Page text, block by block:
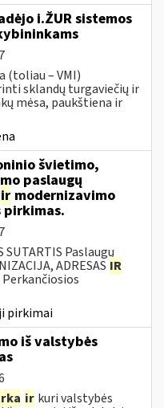
i.ŽUR sistemos
(toliau – VMI)
sklandų turgaviečių ir
mėsa, paukštiena ir
švietimo,
paslaugų
ir modernizavimo
pirkimas.
SUTARTIS Paslaugų
ADRESAS IR
Perkančiosios
pirkimai
iš valstybės
ir kuri valstybės